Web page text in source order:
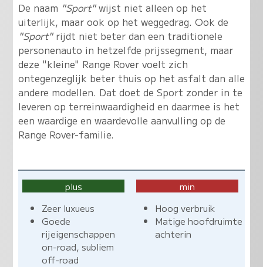
De naam "Sport"wijst niet alleen op het
uiterlijk, maar ook op het weggedrag. Ook de
"Sport"rijdt niet beter dan een traditionele
personenauto in hetzelfde prijssegment, maar
deze "kleine" Range Rover voelt zich
ontegenzeglijk beter thuis op het asfalt dan alle
andere modellen. Dat doet de Sport zonder in te
leveren op terreinwaardigheid en daarmee is het
een waardige en waardevolle aanvulling op de
Range Rover-familie.
plus
Zeer luxueus
Goede
rijeigenschappen
on-road, subliem
off-road
min
Hoog verbruik
Matige hoofdruimte
achterin